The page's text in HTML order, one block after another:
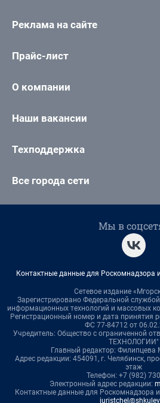
Реклама на сайте
Прайс-лист
О компании
Наши вакансии
Техподдержка
Все города сети
Мы в
Контактные данные для Роскомнадзора
Сетевое издание
Зарегистрировано Федеральной
информационных технологий и массовых
Регистрационный номер и дата принятия
ФС 77-84712 от
Учредитель: Общество с ограниченной
ТЕХНОЛОГИИ"
Главный редактор: Филипцева
Адрес редакции: 454091, г. Челябинск,
этаж
Телефон: +7 (982)
Электронный адрес редакции:
Контактные данные для Роскомнадзора